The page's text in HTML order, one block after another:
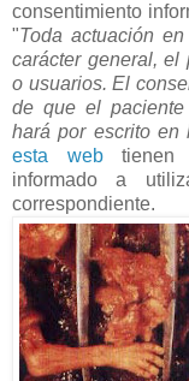
consentimiento
"Toda actuación
carácter general, el
o usuarios. El
de que el paciente
hará por escrito en
esta webtienen
informado a
correspondiente.